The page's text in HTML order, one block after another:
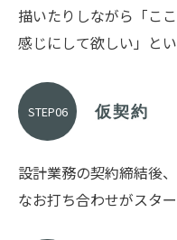
描いたりしながら「こ
感じにして欲しい」と
仮契約
STEP06
設計業務の契約締結後
なお打ち合わせがスター